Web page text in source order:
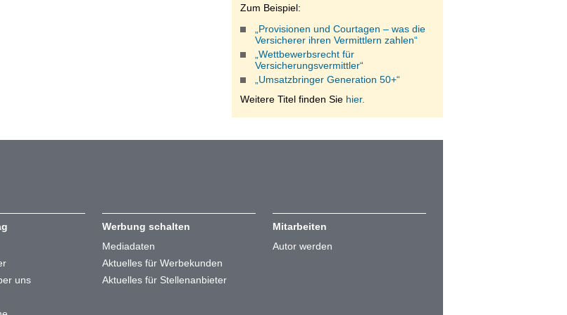
Zum Beispiel:
„Provisionen und Courtagen – was die
Versicherer ihren Vermittlern zahlen“
„Wettbewerbsrecht für
Versicherungsvermittler“
„Umsatzbringer Generation 50+“
Weitere Titel finden Sie hier.
uns
Werbung schalten
Mediadaten
Aktuelles für Werbekunden
Aktuelles für Stellenanbieter
Mitarbeiten
Autor werden